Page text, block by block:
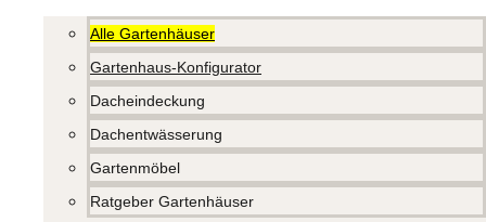
Alle Gartenhäuser
Gartenhaus-Konfigurator
Dacheindeckung
Dachentwässerung
Gartenmöbel
Ratgeber Gartenhäuser